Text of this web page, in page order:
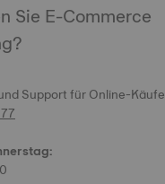
Sie E-Commerce
Support für Online-Käufe